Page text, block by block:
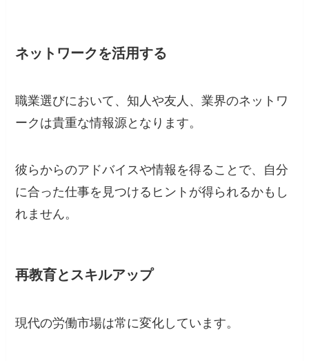
ネットワークを活用する
職業選びにおいて、知人や友人、業界のネットワ
ークは貴重な情報源となります。
彼らからのアドバイスや情報を得ることで、自分
に合った仕事を見つけるヒントが得られるかもし
れません。
再教育とスキルアップ
現代の労働市場は常に変化しています。